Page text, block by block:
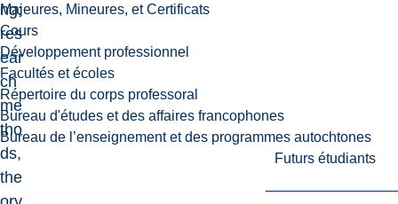
Majeures, Mineures, et Certificats
Cours
Développement professionnel
Facultés et écoles
Répertoire du corps professoral
Bureau d'études et des affaires francophones
Bureau de l’enseignement et des programmes autochtones
Futurs étudiants
ng:
res
ear
ch
me
tho
ds,
the